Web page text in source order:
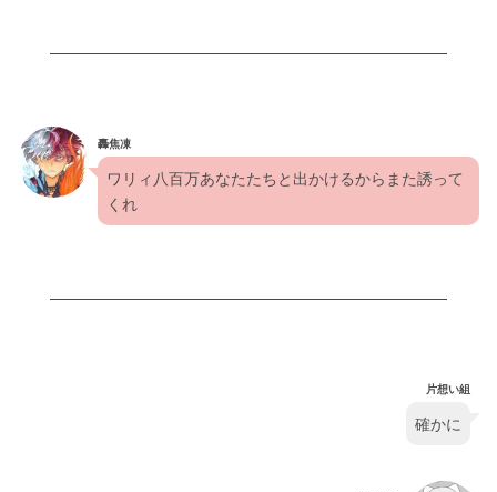
轟焦凍
ワリィ八百万あなたたちと出かけるからまた誘って
くれ
片想い組
確かに